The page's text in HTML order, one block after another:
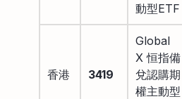
動型ETF
香港 3419
Global
X 恒指備
兌認購期
權主動型